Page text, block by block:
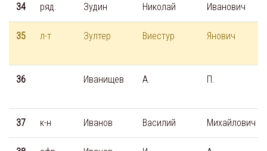
34 ряд. Зудин Николай Иванович
35 л-т Зултер Виестур Янович
36 Иванищев А. П.
37 к-н Иванов Василий Михайлович